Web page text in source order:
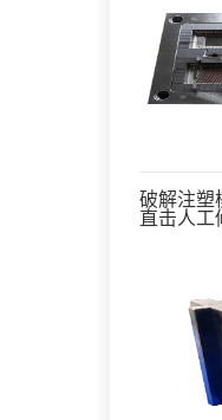
破解注塑
直击人